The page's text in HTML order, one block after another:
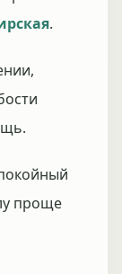
.
проще